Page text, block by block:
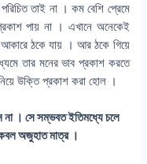
তাই না । কম বেশি প্রেমে
পায় না । এখানে অনেকেই
ঠকে যায় । আর ঠকে গিয়ে
তার মনের ভাব প্রকাশ করতে
উক্তি প্রকাশ করা হোল ।
না । সে সম্ভবত ইতিমধ্যে চলে
অজুহাত মাত্র ।